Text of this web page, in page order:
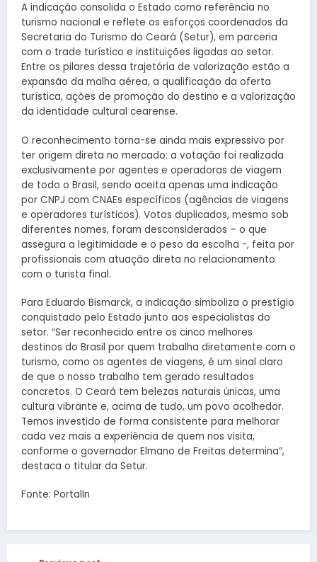
A indicação consolida o Estado como referência no
turismo nacional e reflete os esforços coordenados da
Secretaria do Turismo do Ceará (Setur), em parceria
com o trade turístico e instituições ligadas ao setor.
Entre os pilares dessa trajetória de valorização estão a
expansão da malha aérea, a qualificação da oferta
turística, ações de promoção do destino e a valorização
da identidade cultural cearense.
O reconhecimento torna-se ainda mais expressivo por
ter origem direta no mercado: a votação foi realizada
exclusivamente por agentes e operadoras de viagem
de todo o Brasil, sendo aceita apenas uma indicação
por CNPJ com CNAEs específicos (agências de viagens
e operadores turísticos). Votos duplicados, mesmo sob
diferentes nomes, foram desconsiderados – o que
assegura a legitimidade e o peso da escolha -, feita por
profissionais com atuação direta no relacionamento
com o turista final.
Para Eduardo Bismarck, a indicação simboliza o prestígio
conquistado pelo Estado junto aos especialistas do
setor. “Ser reconhecido entre os cinco melhores
destinos do Brasil por quem trabalha diretamente com o
turismo, como os agentes de viagens, é um sinal claro
de que o nosso trabalho tem gerado resultados
concretos. O Ceará tem belezas naturais únicas, uma
cultura vibrante e, acima de tudo, um povo acolhedor.
Temos investido de forma consistente para melhorar
cada vez mais a experiência de quem nos visita,
conforme o governador Elmano de Freitas determina”,
destaca o titular da Setur.
Fonte: PortalIn